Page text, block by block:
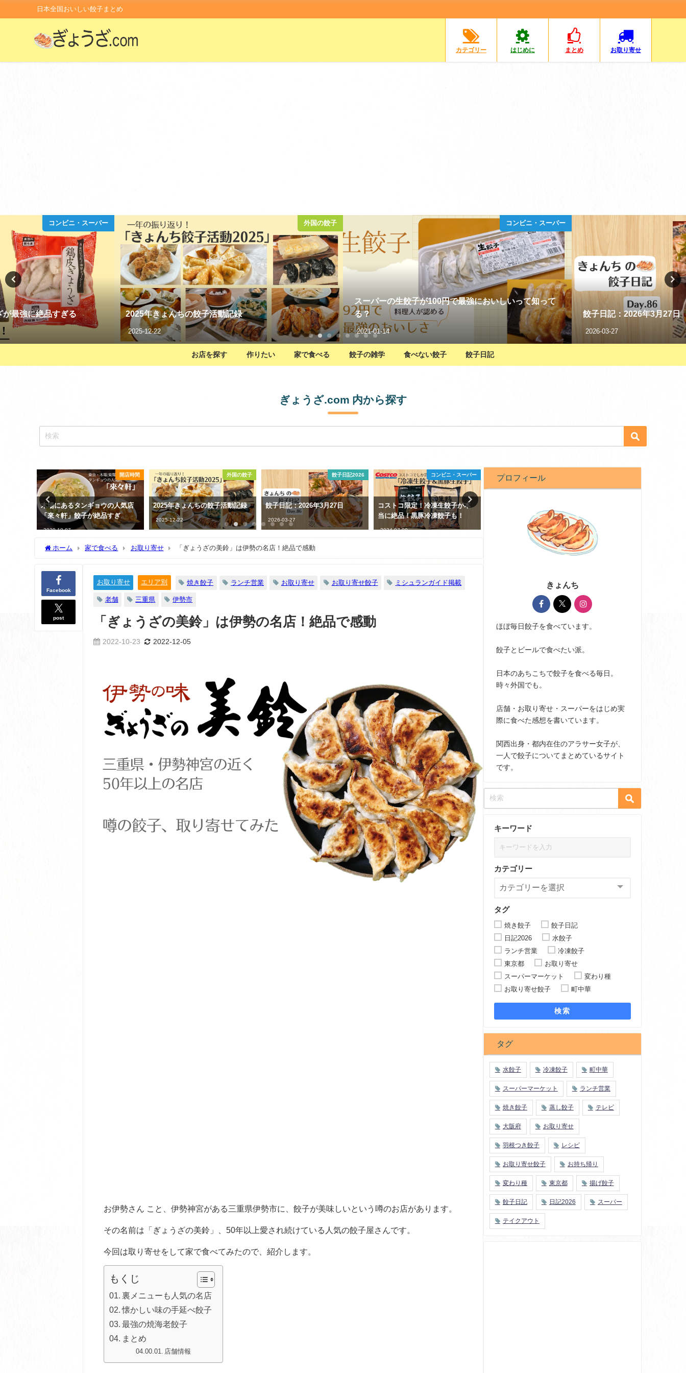
日本全国おいしい餃子まとめ
カテゴリー はじめに まとめ お取り寄せ
外国の餃子
録
コンビニ・スーパー
スーパーの生餃子が100円で最強においしいって知って
る？
2021-01-14
餃子日記2026
餃子日記：2026年3月27日
2026-03-27
コストコ限定！冷凍生餃
も！
2024-07-09
お店を探す 作りたい 家で食べる 餃子の雑学 食べない餃子 餃子日記
ぎょうざ.com 内から探す
外国の餃子
2025年きょんちの餃子活動記録
2025-12-22
餃子日記2026
餃子日記：2026年3月27日
2026-03-27
コンビニ・スーパー
コストコ限定！冷凍生餃子が本
当に絶品！黒豚冷凍餃子も！
2024-07-09
コンビニ・スーパー
エビが入った絶品の冷凍餃子を
３つ食べ比べしてみた
2021-06-20
もみ、不要かも!?
ホーム 家で食べる お取り寄せ 「ぎょうざの美鈴」は伊勢の名店！絶品で感動
Facebook
post
お取り寄せ エリア別 焼き餃子 ランチ営業 お取り寄せ お取り寄せ餃子 ミシュランガイド掲載
老舗 三重県 伊勢市
「ぎょうざの美鈴」は伊勢の名店！絶品で感動
2022-10-23 2022-12-05
お伊勢さん こと、伊勢神宮がある三重県伊勢市に、餃子が美味しいという噂のお店があります。
その名前は「ぎょうざの美鈴」、50年以上愛され続けている人気の餃子屋さんです。
今回は取り寄せをして家で食べてみたので、紹介します。
もくじ
裏メニューも人気の名店
懐かしい味の手延べ餃子
最強の焼海老餃子
まとめ
店舗情報
プロフィール
きょんち
ほぼ毎日餃子を食べています。
餃子とビールで食べたい派。
日本のあちこちで餃子を食べる毎日。
時々外国でも。
店舗・お取り寄せ・スーパーをはじめ実
際に食べた感想を書いています。
関西出身・都内在住のアラサー女子が、
一人で餃子についてまとめているサイト
です。
キーワード
カテゴリー
タグ
焼き餃子
餃子日記
日記2026
水餃子
ランチ営業
冷凍餃子
東京都
お取り寄せ
スーパーマーケット
変わり種
お取り寄せ餃子
町中華
検索
タグ
水餃子 冷凍餃子 町中華
スーパーマーケット ランチ営業
焼き餃子 蒸し餃子 テレビ
大阪府 お取り寄せ
羽根つき餃子 レシピ
お取り寄せ餃子 お持ち帰り
変わり種 東京都 揚げ餃子
餃子日記 日記2026 スーパー
テイクアウト